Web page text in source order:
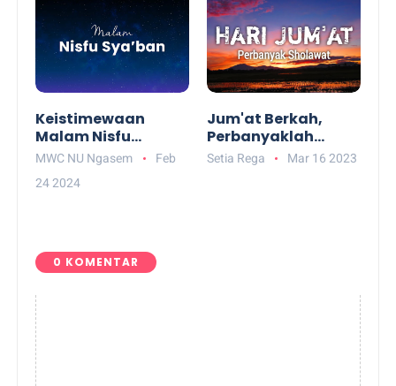
Keistimewaan
Malam Nisfu
Sya'ban
MWC NU Ngasem
Feb
24 2024
Jum'at Berkah,
Perbanyaklah
Membaca
Shalawat
Setia Rega Mar 16 2023
0 KOMENTAR